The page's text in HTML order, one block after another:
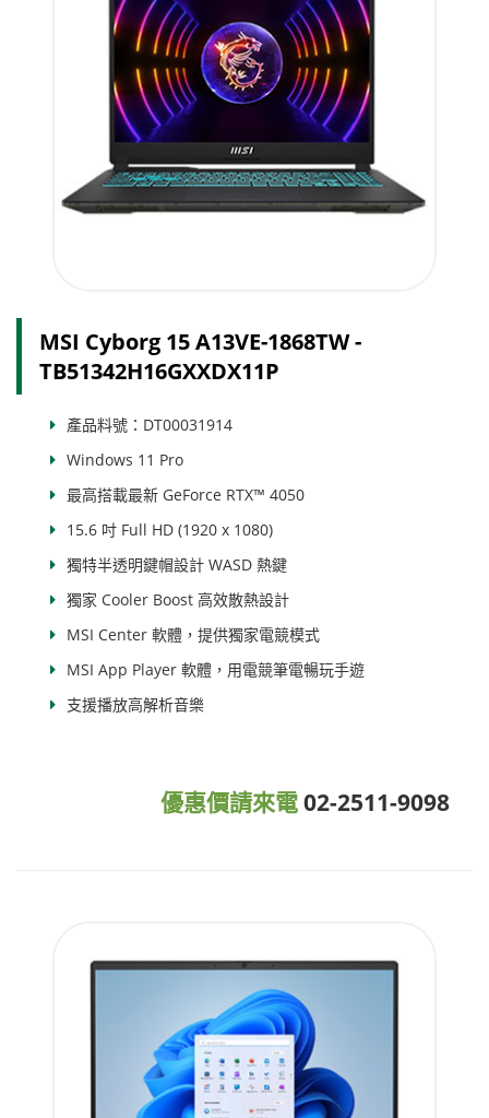
MSI Cyborg 15 A13VE-1868TW -
TB51342H16GXXDX11P
產品料號：DT00031914
Windows 11 Pro
最高搭載最新 GeForce RTX™ 4050
15.6 吋 Full HD (1920 x 1080)
獨特半透明鍵帽設計 WASD 熱鍵
獨家 Cooler Boost 高效散熱設計
MSI Center 軟體，提供獨家電競模式
MSI App Player 軟體，用電競筆電暢玩手遊
支援播放高解析音樂
優惠價請來電02-2511-9098